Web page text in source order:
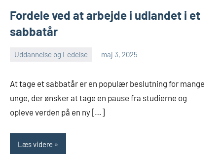
Fordele ved at arbejde i udlandet i et
sabbatår
Uddannelse og Ledelse maj 3, 2025
At tage et sabbatår er en populær beslutning for mange
unge, der ønsker at tage en pause fra studierne og
opleve verden på en ny […]
Læs videre